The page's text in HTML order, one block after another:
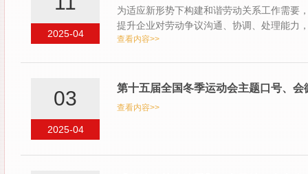
2025-04
为适应新形势下构建和谐劳动关系工作需要
提升企业对劳动争议沟通、协调、处理能力
4…
查看内容>>
2025-04
03 第十五届全国冬季运动会主题口号、
查看内容>>